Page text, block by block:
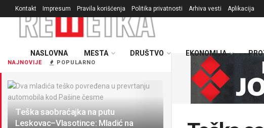
NAJNOVIJE POPULARNO
Teška saobraćajka na putu
Leskovac–Vlasotince: Mladić na
Kontakt Impresum Pravila korišćenja Politika privatnosti Arhiva vesti Aplikacija
NASLOVNA MESTA DRUŠTVO EKONOMIJA